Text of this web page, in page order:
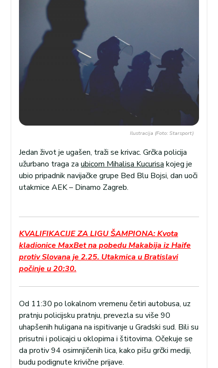
Ilustracija (Foto: Starsport)
Jedan život je ugašen, traži se krivac. Grčka policija
užurbano traga za ubicom Mihalisa Kucurisa kojeg je
ubio pripadnik navijačke grupe Bed Blu Bojsi, dan uoči
utakmice AEK – Dinamo Zagreb.
KVALIFIKACIJE ZA LIGU ŠAMPIONA: Kvota
kladionice MaxBet na pobedu Makabija iz Haife
protiv Slovana je 2.25. Utakmica u Bratislavi
počinje u 20:30.
Od 11:30 po lokalnom vremenu četiri autobusa, uz
pratnju policijsku pratnju, prevezla su više 90
uhapšenih huligana na ispitivanje u Gradski sud. Bili su
prisutni i policajci u oklopima i štitovima. Očekuje se
da protiv 94 osimnjičenih lica, kako pišu grčki mediji,
budu podignute krivične prijave.